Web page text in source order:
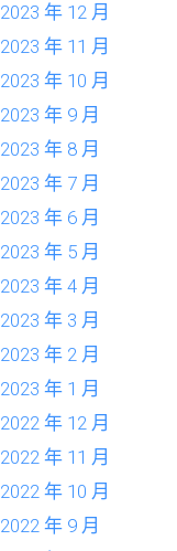
2023 年 12 月
2023 年 11 月
2023 年 10 月
2023 年 9 月
2023 年 8 月
2023 年 7 月
2023 年 6 月
2023 年 5 月
2023 年 4 月
2023 年 3 月
2023 年 2 月
2023 年 1 月
2022 年 12 月
2022 年 11 月
2022 年 10 月
2022 年 9 月